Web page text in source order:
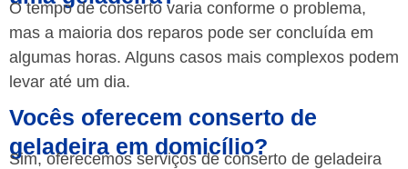
O tempo de conserto varia conforme o problema,
mas a maioria dos reparos pode ser concluída em
algumas horas. Alguns casos mais complexos podem
levar até um dia.
Vocês oferecem conserto de
geladeira em domicílio?
Sim, oferecemos serviços de conserto de geladeira